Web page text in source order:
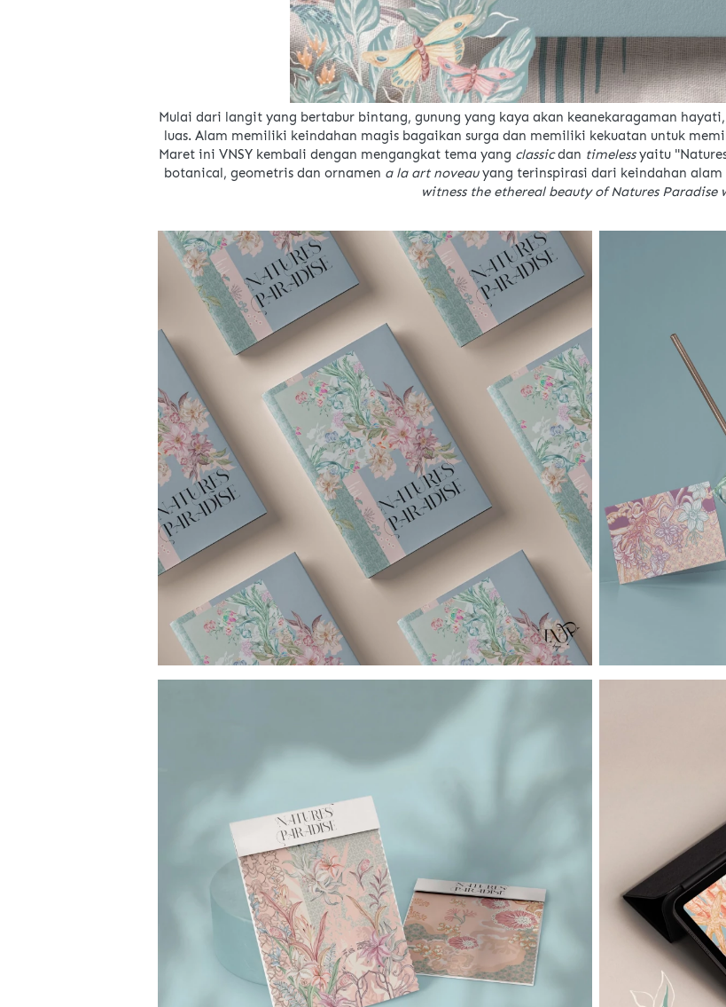
Mulai dari langit yang bertabur bintang, gunung yang kaya akan keanekaragaman
luas. Alam memiliki keindahan magis bagaikan surga dan memiliki kekuatan untuk
Maret ini VNSY kembali dengan mengangkat tema yang classic dan timeless yaitu
botanical, geometris dan ornamen a la art noveau yang terinspirasi dari keindahan
witness the ethereal beauty of Natures Paradise